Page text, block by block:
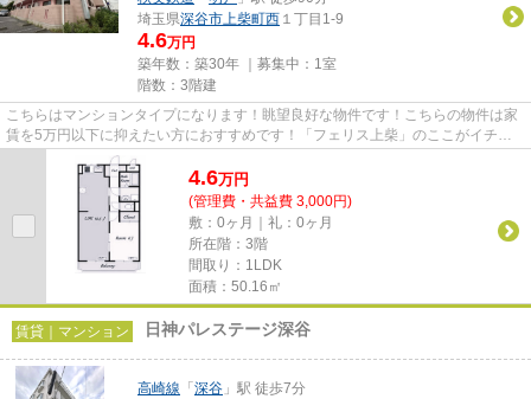
埼玉県深谷市上柴町西 １丁目1-9
4.6万円
築年数：築30年 ｜募集中： 1室
階数：3階建
こちらはマンションタイプになります！眺望良好な物件です！こちらの物件は家
賃を5万円以下に抑えたい方におすすめです！「フェリス上柴」のここがイチオ
シ！深谷市エリアにある賃貸情...
4.6万円
(管理費・共益費 3,000円)
敷：0ヶ月｜礼：0ヶ月
所在階：3階
間取り：1LDK
面積：50.16㎡
賃貸｜マンション 日神パレステージ深谷
高崎線 「 深谷 」駅 徒歩7分